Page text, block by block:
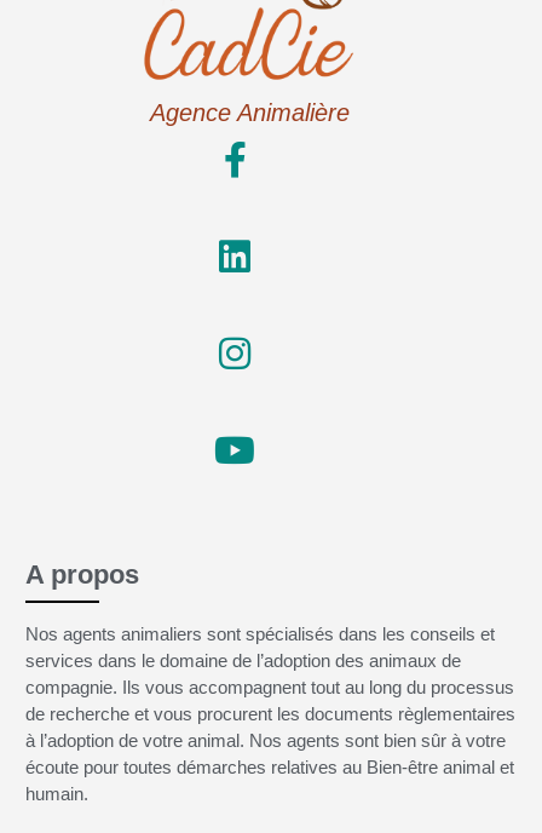
Agence Animalière
A propos
Nos agents animaliers sont spécialisés dans les conseils et
services dans le domaine de l’adoption des animaux de
compagnie. Ils vous accompagnent tout au long du processus
de recherche et vous procurent les documents règlementaires
à l’adoption de votre animal. Nos agents sont bien sûr à votre
écoute pour toutes démarches relatives au Bien-être animal et
humain.